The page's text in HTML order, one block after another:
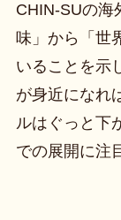
CHIN-SUの海
味」から「世
いることを示
が身近になれ
ルはぐっと下
での展開に注